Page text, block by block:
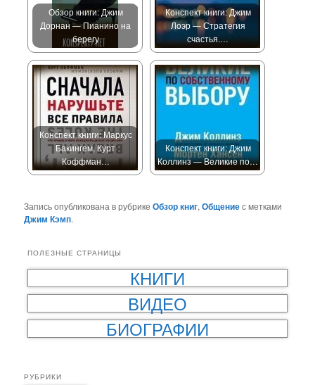
Обзор книги: Джим
Дорнан — Пианино на
берегу
Конспект книги: Джим
Лоэр — Стратегия
счастья.…
Конспект книги: Маркус
Бакингем, Курт
Коффман…
Конспект книги: Джим
Коллинз — Великие по…
Запись опубликована в рубрикеОбзор книг,Общениес метками
Джим Кэмп.
ПОЛЕЗНЫЕ СТРАНИЦЫ
КНИГИ
ВИДЕО
БИОГРАФИИ
РУБРИКИ